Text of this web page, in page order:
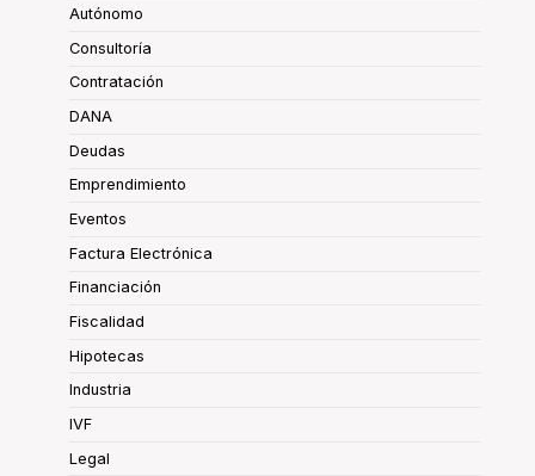
Autónomo
Consultoría
Contratación
DANA
Deudas
Emprendimiento
Eventos
Factura Electrónica
Financiación
Fiscalidad
Hipotecas
Industria
IVF
Legal